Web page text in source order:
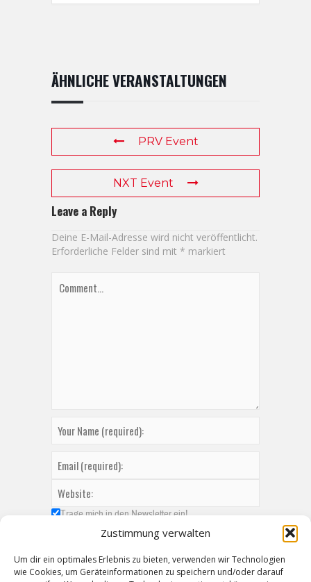
Zustimmung verwalten
Um dir ein optimales Erlebnis zu bieten, verwenden wir Technologien
wie Cookies, um Geräteinformationen zu speichern und/oder darauf
ÄHNLICHE VERANSTALTUNGEN
PRV Event
NXT Event
Leave a Reply
Deine E-Mail-Adresse wird nicht veröffentlicht.
Erforderliche Felder sind mit * markiert
Trage mich in den Newsletter ein!